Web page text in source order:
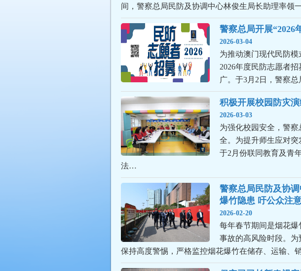
间，警察总局民防及协调中心林俊生局长助理率领
警察总局开展“2026
2026-03-04
为推动澳门现代民防
2026年度民防志愿者
广。于3月2日，警察
积极开展校园防灾
2026-03-03
为强化校园安全，警
全。为提升师生应对
于2月份联同教育及青
法…
警察总局民防及协
爆竹隐患 吁公众注
2026-02-20
每年春节期间是烟花
事故的高风险时段。
保持高度警惕，严格监控烟花爆竹在储存、运输、